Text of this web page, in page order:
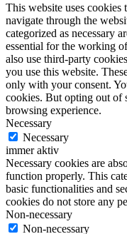
This website uses
navigate through the
categorized as necessary
essential for the working
also use third-party
you use this website.
only with your consent.
cookies. But opting out of
browsing experience.
Necessary
Necessary
immer aktiv
Necessary cookies are
function properly. This
basic functionalities and
cookies do not store any
Non-necessary
Non-necessary